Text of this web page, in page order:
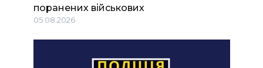
поранених військових
05.08.2026